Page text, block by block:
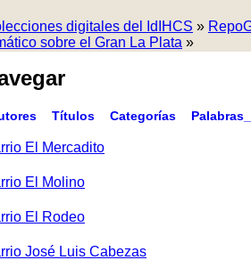
digitales del IdIHCS »
sobre el Gran La Plata »
Títulos Categorías
El Mercadito
El Molino
El Rodeo
José Luis Cabezas